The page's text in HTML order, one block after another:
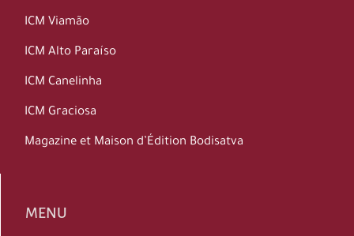
ICM Viamão
ICM Alto Paraíso
ICM Canelinha
ICM Graciosa
Magazine et Maison d’Édition Bodisatva
MENU